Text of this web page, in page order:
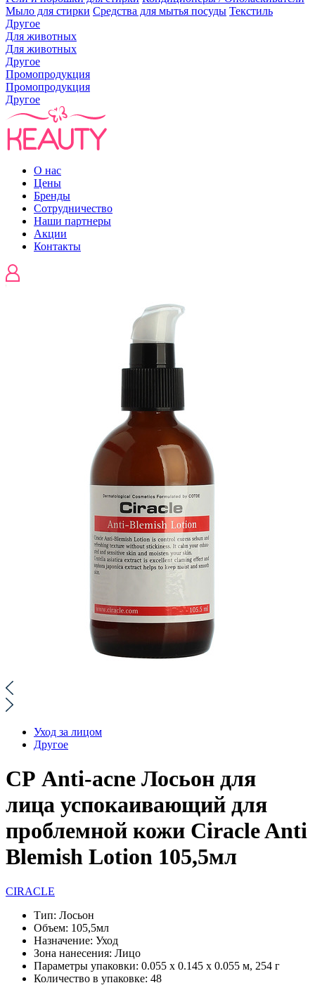
Мыло для стирки Средства для мытья посуды Текстиль
Другое
Для животных
Для животных
Другое
Промопродукция
Промопродукция
Другое
О нас
Цены
Бренды
Сотрудничество
Наши партнеры
Акции
Контакты
Уход за лицом
Другое
СР Anti-acne Лосьон для
лица успокаивающий для
проблемной кожи Ciracle Anti
Blemish Lotion 105,5мл
CIRACLE
Тип: Лосьон
Объем: 105,5мл
Назначение: Уход
Зона нанесения: Лицо
Параметры упаковки: 0.055 x 0.145 x 0.055 м, 254 г
Количество в упаковке: 48